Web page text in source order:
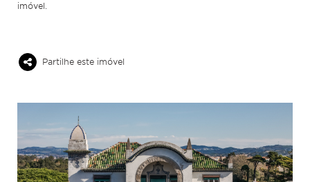
imóvel.
Partilhe este imóvel